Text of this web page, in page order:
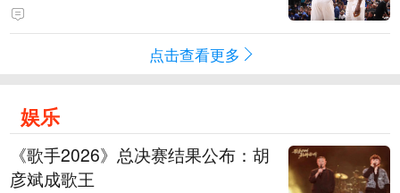
点击查看更多
娱乐
《歌手2026》总决赛结果公布：胡
彦斌成歌王